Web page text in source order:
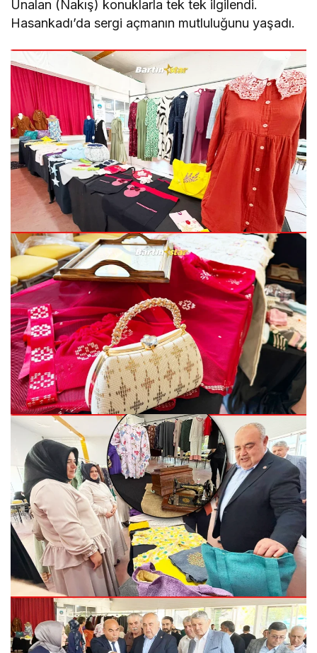
Ünalan (Nakış) konuklarla tek tek ilgilendi.
Hasankadı’da sergi açmanın mutluluğunu yaşadı.